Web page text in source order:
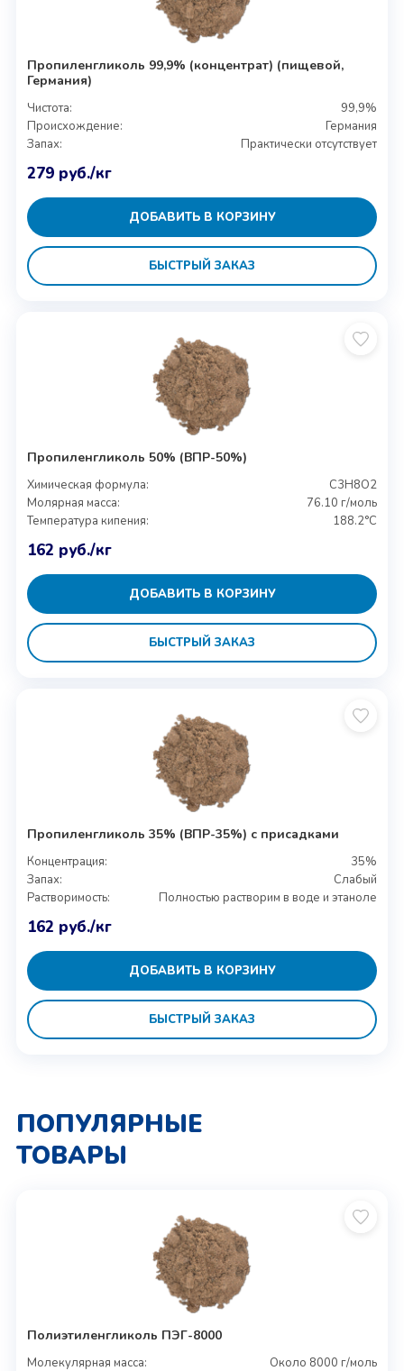
Пропиленгликоль 99,9% (концентрат) (пищевой,
Германия)
Чистота:
99,9%
Происхождение:
Германия
Запах:
Практически отсутствует
279 руб./кг
ДОБАВИТЬ В КОРЗИНУ
БЫСТРЫЙ ЗАКАЗ
Пропиленгликоль 50% (ВПР-50%)
Химическая формула:
C3H8O2
Молярная масса:
76.10 г/моль
Температура кипения:
188.2°C
162 руб./кг
ДОБАВИТЬ В КОРЗИНУ
БЫСТРЫЙ ЗАКАЗ
Пропиленгликоль 35% (ВПР-35%) с присадками
Концентрация:
35%
Запах:
Слабый
Растворимость:
Полностью растворим в воде и этаноле
162 руб./кг
ДОБАВИТЬ В КОРЗИНУ
БЫСТРЫЙ ЗАКАЗ
ПОПУЛЯРНЫЕ
ТОВАРЫ
Полиэтиленгликоль ПЭГ-8000
Молекулярная масса: Около 8000 г/моль